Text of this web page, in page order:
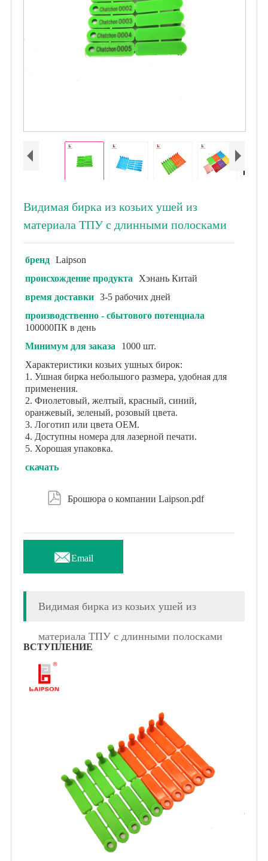
Видимая бирка из козьих ушей из
материала ТПУ с длинными полосками
бренд Laipson
происхождение продукта
Хэнань Китай
время доставки 3-5 рабочих дней
производственно - сбытового потенциала
100000ПК в день
Минимум для заказа
1000 шт.
Характеристики козьих ушных бирок:
1. Ушная бирка небольшого размера, удобная для
применения.
2. Фиолетовый, желтый, красный, синий,
оранжевый, зеленый, розовый цвета.
3. Логотип или цвета OEM.
4. Доступны номера для лазерной печати.
5. Хорошая упаковка.
скачать
 Брошюра о компании Laipson.pdf
Email
Видимая бирка из козьих ушей из
материала ТПУ с длинными полосками
ВСТУПЛЕНИЕ